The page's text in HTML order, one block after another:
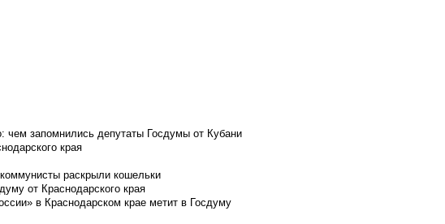
чем запомнились депутаты Госдумы от Кубани
края
раскрыли кошельки
от Краснодарского края
в Краснодарском крае метит в Госдуму